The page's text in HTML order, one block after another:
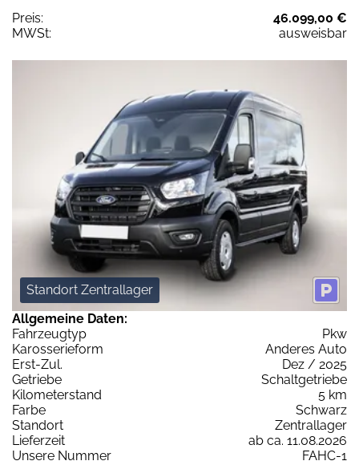
Preis:
46.099,00 €
MWSt:
ausweisbar
Standort Zentrallager
Allgemeine Daten:
Fahrzeugtyp
Pkw
Karosserieform
Anderes Auto
Erst-Zul.
Dez / 2025
Getriebe
Schaltgetriebe
Kilometerstand
5 km
Farbe
Schwarz
Standort
Zentrallager
Lieferzeit
ab ca. 11.08.2026
Unsere Nummer
FAHC-1